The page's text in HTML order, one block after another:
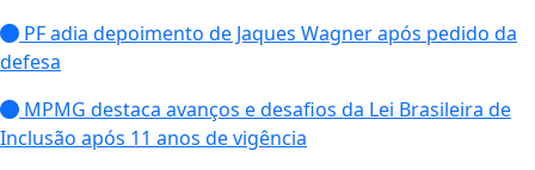
PF adia depoimento de Jaques Wagner após pedido da
defesa
MPMG destaca avanços e desafios da Lei Brasileira de
Inclusão após 11 anos de vigência